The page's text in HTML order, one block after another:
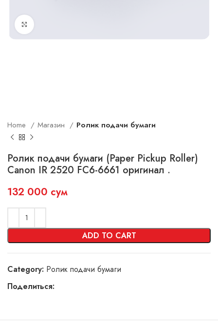
Home Магазин Ролик подачи бумаги
Ролик подачи бумаги (Paper Pickup Roller)
Canon IR 2520 FC6-6661 оригинал .
132 000 сум
ADD TO CART
Category: Ролик подачи бумаги
Поделиться: